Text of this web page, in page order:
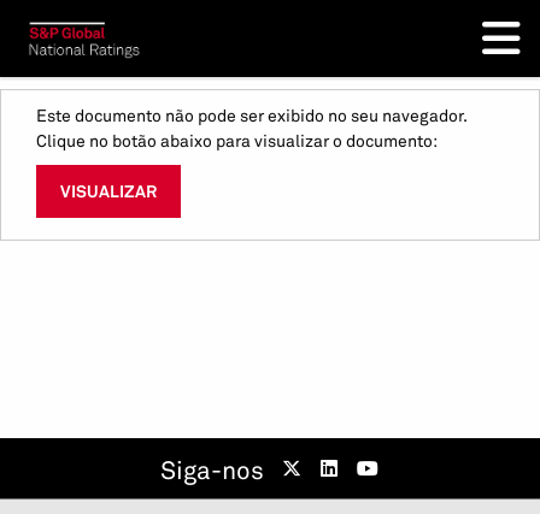
Este documento não pode ser exibido no seu navegador.
Clique no botão abaixo para visualizar o documento:
VISUALIZAR
Siga-nos